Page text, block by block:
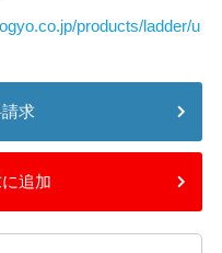
products/ladder/u
求
追加